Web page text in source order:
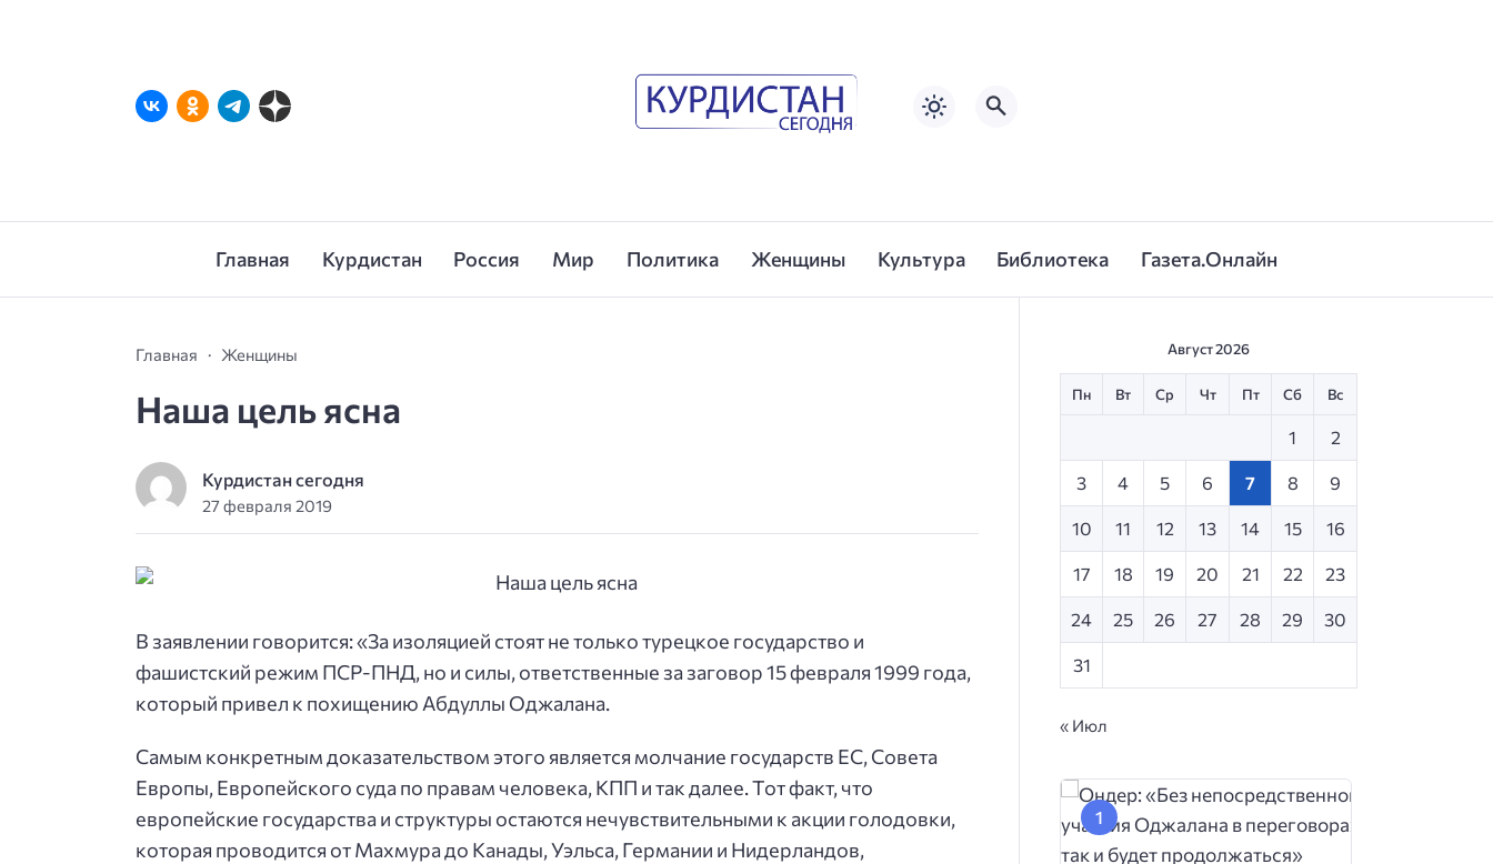
Главная Курдистан Россия Мир Политика Женщины Культура Библиотека Газета.Онлайн
Главная Женщины
Наша цель ясна
Курдистан сегодня
27 февраля 2019
В заявлении говорится: «За изоляцией стоят не только турецкое государство и
фашистский режим ПСР-ПНД, но и силы, ответственные за заговор 15 февраля 1999 года,
который привел к похищению Абдуллы Оджалана.
Самым конкретным доказательством этого является молчание государств ЕС, Совета
Европы, Европейского суда по правам человека, КПП и так далее. Тот факт, что
европейские государства и структуры остаются нечувствительными к акции голодовки,
которая проводится от Махмура до Канады, Уэльса, Германии и Нидерландов,
Август 2026
Пн Вт Ср Чт Пт Сб Вс
1 2
3 4 5 6 7 8 9
10 11 12 13 14 15 16
17 18 19 20 21 22 23
24 25 26 27 28 29 30
31
« Июл